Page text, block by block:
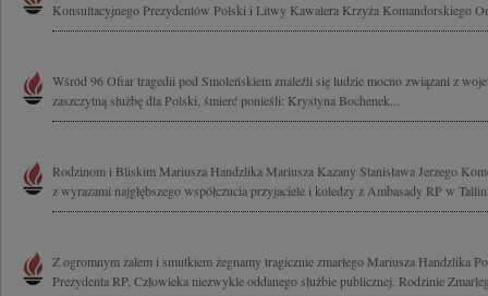
Konsultacyjnego Prezydentów Polski i Litwy Kawalera Krzyża Komandorskiego
Wśród 96 Ofiar tragedii pod Smoleńskiem znaleźli się ludzie mocno związani z
zaszczytną służbę dla Polski, śmierć ponieśli: Krystyna Bochenek...
Rodzinom i Bliskim Mariusza Handzlika Mariusza Kazany Stanisława Jerzego
z wyrazami najgłębszego współczucia przyjaciele i koledzy z Ambasady RP w
Z ogromnym żalem i smutkiem żegnamy tragicznie zmarłego Mariusza Handzlika
Prezydenta RP, Człowieka niezwykle oddanego służbie publicznej. Rodzinie